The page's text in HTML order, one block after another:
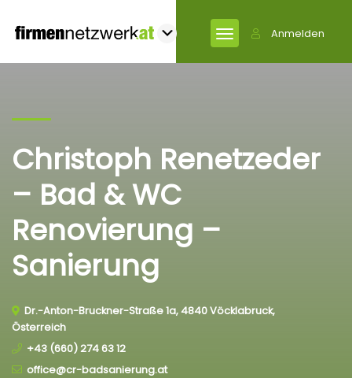
Anmelden
Christoph Renetzeder
– Bad & WC
Renovierung –
Sanierung
Dr.-Anton-Bruckner-Straße 1a, 4840 Vöcklabruck,
Österreich
+43 (660) 274 63 12
office@cr-badsanierung.at